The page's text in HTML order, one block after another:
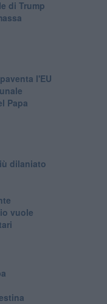
di Trump
l'EU
Papa
dilaniato
vuole